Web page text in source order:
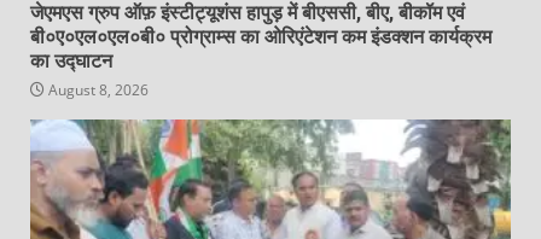
जेएमएस ग्रुप ऑफ़ इंस्टीट्यूशंस हापुड़ में बीएससी, बीए, बीकॉम एवं
बी०ए०एल०एल०बी० प्रोग्राम्स का ओरिएंटेशन कम इंडक्शन कार्यक्रम
का उद्घाटन
August 8, 2026